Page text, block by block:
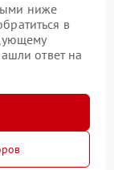
ниже
в
ответ на